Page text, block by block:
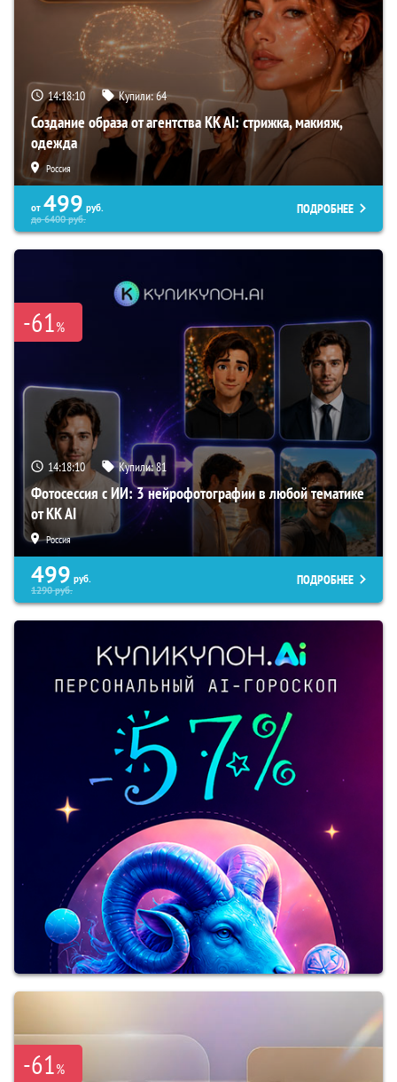
14:18:09 Купили:64
Создание образа от агентства KK AI: стрижка, макияж,
одежда
Россия
от 499 руб.
до6400руб.
ПОДРОБНЕЕ
-61%
14:18:09 Купили:81
Фотосессия с ИИ: 3 нейрофотографии в любой тематике
от KK AI
Россия
499 руб.
1290руб.
ПОДРОБНЕЕ
-61%